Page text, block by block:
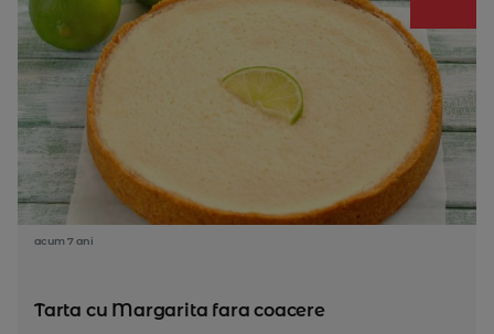
acum 7 ani
Tarta cu Margarita fara coacere